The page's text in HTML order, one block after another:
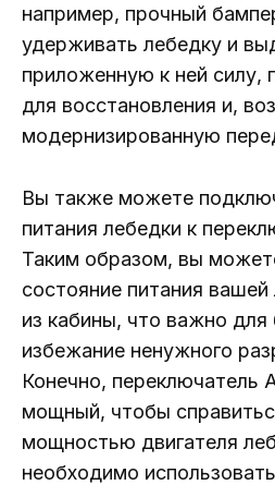
например, прочный
удерживать лебедку и
приложенную к ней силу,
для восстановления и,
модернизированную
Вы также можете
питания лебедки к
Таким образом, вы
состояние питания
из кабины, что важно для
избежание ненужного
Конечно, переключатель
мощный, чтобы
мощностью двигателя
необходимо